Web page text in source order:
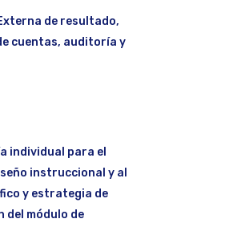
de resultado,
cuentas, auditoría y
individual para el
instruccional y al
y estrategia de
del módulo de